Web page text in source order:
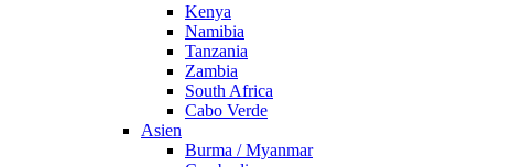
Kenya
Namibia
Tanzania
Zambia
South Africa
Cabo Verde
Asien
Burma / Myanmar